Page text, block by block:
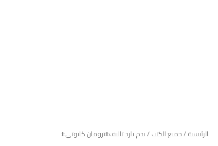
الرئيسية /جميع الكتب / بدم بارد تاليف#ترومان كابوتي#